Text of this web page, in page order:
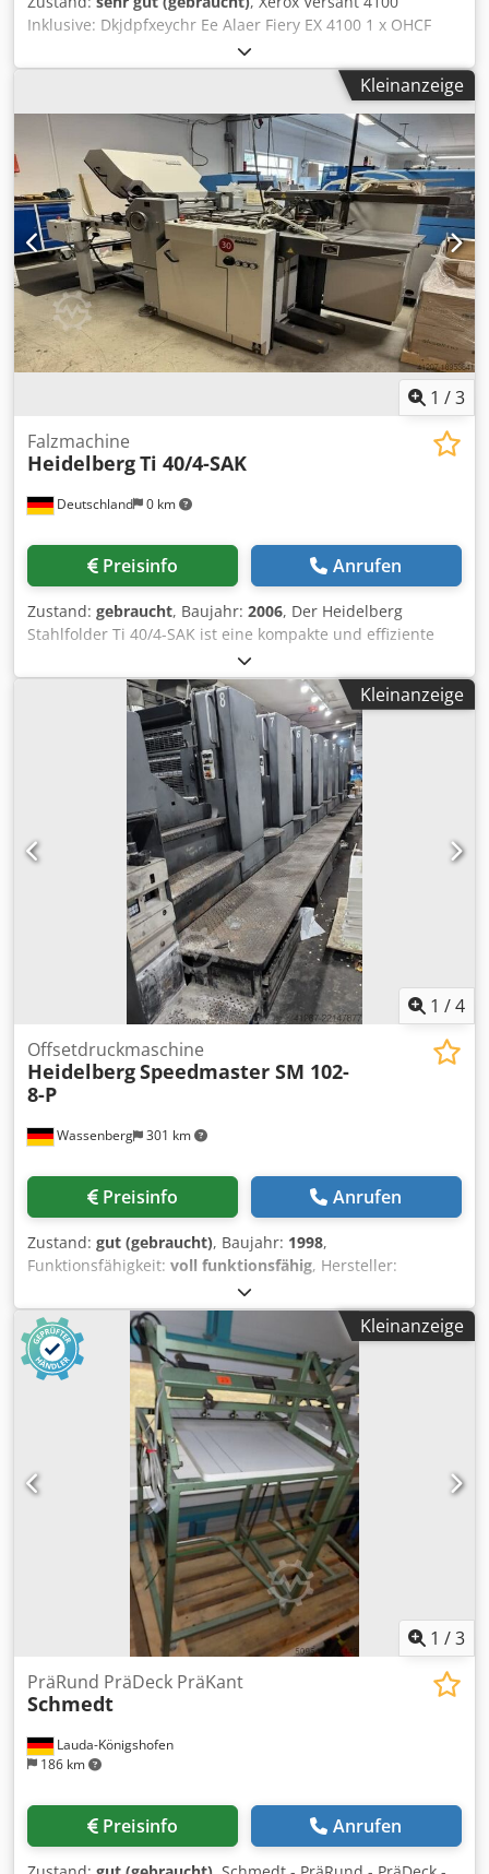
Inklusive: Dkjdpfxeychr Ee Alaer Fiery EX 4100 1 x OHCF
(Optional Heißfixierung) FIM (Formular Inline-Mischer) C/Z-
Falzeinheit Broschürenfertiger Die Maschine ist in
Kleinanzeige
1 /3
Deutschland 0 km
Falzmachine
HeidelbergTi 40/4-SAK
Preisinfo Anrufen
Zustand: gebraucht, Baujahr: 2006, Der Heidelberg
Stahlfolder Ti 40/4-SAK ist eine kompakte und effiziente
Falzmaschine fuer kleine bis mittelgrosse Druckereien. Er
verfuegt ueber 4 Taschen und ein SAK-Schuppensystem.
Format: 400 x 650 mm Ausstattung: Zufuehrung Feeder-
Modus: Flachstapel-Feeder Typ: FI-40 Steuergeraet: DCT
500 Falzeinheiten 1. Einheit Typ: Ti-40 Jahr: 2004 Taschen:
4 Taschentyp: Kombi-Faltplatten Taschenkonfiguration:
manuell Rollenkonfiguration: manuell Walzenzustand:
gebrauchter Zustand Laermschutzhaube Djdpfxowcqxvo
Alajkr Seriennummer: F-00226 Auslage Auslageart:
Schuppenlieferung Technische Details Blattgroesse max:
400 x 650 mm Blattgroesse min: 80 x 100 mm Max.
mechanische Geschwindigkeit: 180 m/min.
Kleinanzeige
1 /4
Wassenberg 301 km
Offsetdruckmaschine
HeidelbergSpeedmaster SM 102-
8-P
Preisinfo Anrufen
Zustand: gut (gebraucht), Baujahr: 1998,
Funktionsfähigkeit: voll funktionsfähig, Hersteller:
Heidelberg Modell: Speedmaster 102-8-P Baujahr: 1998
Drucke: 359 Millionen Ausstattung: - CP Tronic Leitstand -
CPC 1-04 Farbsteuerung - Alcolor Feuchtwerk - Autoplate
Plattenwechselsystem Weitere Merkmale: - Automatische
Gummituchwaschanlage - Autoregister - Elektronische
Doppelbogenkontrolle - Elektronische
Seitenmarkenkontrolle - Hohe Auslage (High Pile Delivery) -
Bogenentkräusler (Sheet De-curler) - Antistatik-System -
Stahlbleche in Anleger und Auslage - Super Blue
Ausstattung - Technotrans Kühl- und Umwälzsystem -
Weko Pudersprühgerät Max. Format: 720 × 1.020 mm
Dodjzd R Hgspfx Alajkr Maschinenart:
Bogenoffsetdruckmaschine Maschinentyp: 8-Farben
Wendemaschine (Perfector)
Kleinanzeige
1 /3
Lauda-Königshofen
186 km
PräRund PräDeck PräKant
Schmedt
Preisinfo Anrufen